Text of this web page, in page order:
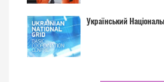
Український